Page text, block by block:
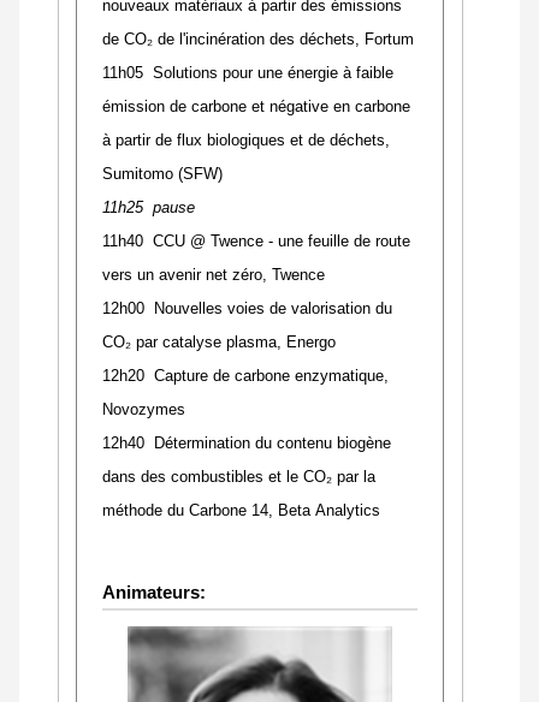
nouveaux matériaux à partir des émissions
de CO₂ de l'incinération des déchets, Fortum
11h05 Solutions pour une énergie à faible
émission de carbone et négative en carbone
à partir de flux biologiques et de déchets,
Sumitomo (SFW)
11h25 pause
11h40 CCU @ Twence - une feuille de route
vers un avenir net zéro, Twence
12h00 Nouvelles voies de valorisation du
CO₂ par catalyse plasma, Energo
12h20 Capture de carbone enzymatique,
Novozymes
12h40 Détermination du contenu biogène
dans des combustibles et le CO₂ par la
méthode du Carbone 14, Beta Analytics
Animateurs: